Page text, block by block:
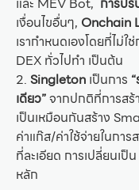
เงื่อนไขอื่นๆ, Onchain
เรากำหนดเองโดยที่ไ
DEX ทั่วไปทำ เป็นต้น
2. Singleton เป็นการ
เดียว”จากปกติที่การสร้
เป็นเหมือนกันสร้าง
ค่าแก๊ส/ค่าใช้จ่ายในกา
ที่ละเอียด การเปลี่ยนเ
หลัก